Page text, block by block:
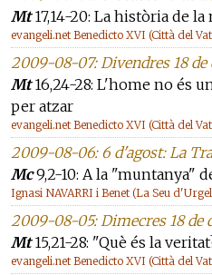
Mt17,14-20: La història de la
evangeli.net Benedicto XVI (Città del
2009-08-07: Divendres 18
Mt16,24-28: L'home no és
per atzar
evangeli.net Benedicto XVI (Città del
2009-08-06: 6 d'agost: La
Mc9,2-10: A la "muntanya"
Ignasi NAVARRI i Benet (La Seu
2009-08-05: Dimecres 18 de
Mt15,21-28: "Què és la
evangeli.net Benedicto XVI (Città del